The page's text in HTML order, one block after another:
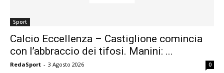
Sport
Calcio Eccellenza – Castiglione comincia
con l’abbraccio dei tifosi. Manini: ...
RedaSport - 3 Agosto 2026 0